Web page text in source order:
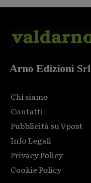
Arno Edizioni Srl
Chi siamo
Contatti
Pubblicità su Vpost
Info Legali
Privacy Policy
Cookie Policy